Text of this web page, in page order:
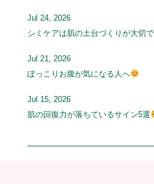
Jul 24, 2026
シミケアは肌の土台づくりが大切
Jul 21, 2026
ぽっこりお腹が気になる人へ
Jul 15, 2026
肌の回復力が落ちているサイン5選